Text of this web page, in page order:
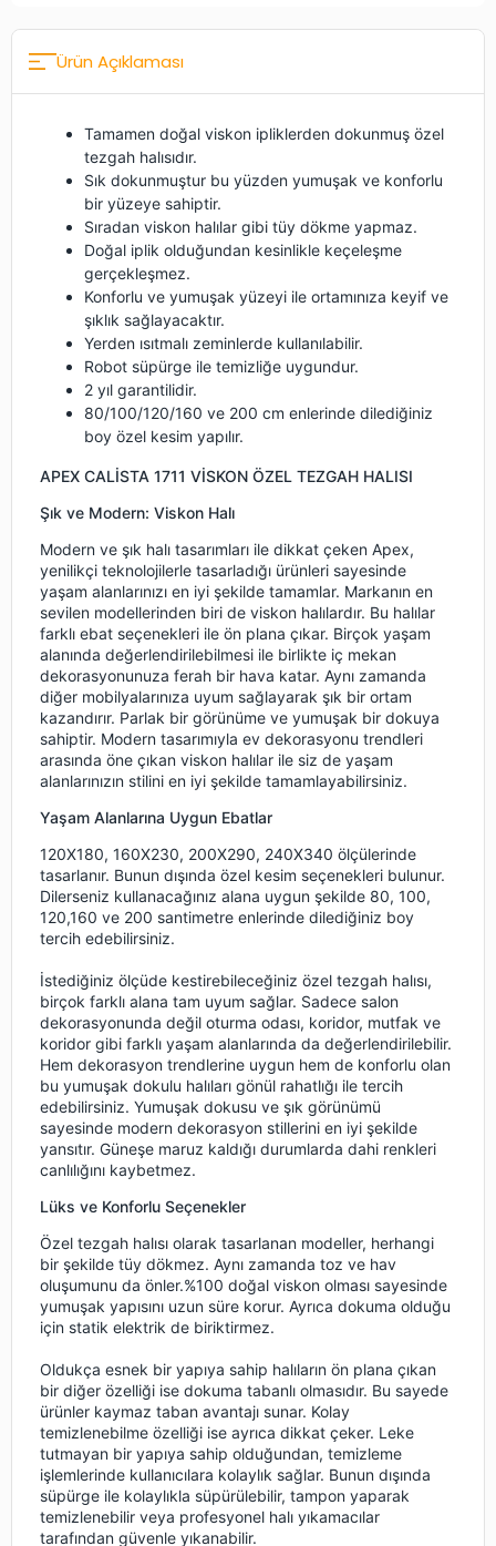
Ürün Açıklaması
Tamamen doğal viskon ipliklerden dokunmuş özel
tezgah halısıdır.
Sık dokunmuştur bu yüzden yumuşak ve konforlu
bir yüzeye sahiptir.
Sıradan viskon halılar gibi tüy dökme yapmaz.
Doğal iplik olduğundan kesinlikle keçeleşme
gerçekleşmez.
Konforlu ve yumuşak yüzeyi ile ortamınıza keyif ve
şıklık sağlayacaktır.
Yerden ısıtmalı zeminlerde kullanılabilir.
Robot süpürge ile temizliğe uygundur.
2 yıl garantilidir.
80/100/120/160 ve 200 cm enlerinde dilediğiniz
boy özel kesim yapılır.
APEX CALİSTA 1711 VİSKON ÖZEL TEZGAH HALISI
Şık ve Modern: Viskon Halı
Modern ve şık halı tasarımları ile dikkat çeken Apex,
yenilikçi teknolojilerle tasarladığı ürünleri sayesinde
yaşam alanlarınızı en iyi şekilde tamamlar. Markanın en
sevilen modellerinden biri de viskon halılardır. Bu halılar
farklı ebat seçenekleri ile ön plana çıkar. Birçok yaşam
alanında değerlendirilebilmesi ile birlikte iç mekan
dekorasyonunuza ferah bir hava katar. Aynı zamanda
diğer mobilyalarınıza uyum sağlayarak şık bir ortam
kazandırır. Parlak bir görünüme ve yumuşak bir dokuya
sahiptir. Modern tasarımıyla ev dekorasyonu trendleri
arasında öne çıkan viskon halılar ile siz de yaşam
alanlarınızın stilini en iyi şekilde tamamlayabilirsiniz.
Yaşam Alanlarına Uygun Ebatlar
120X180, 160X230, 200X290, 240X340 ölçülerinde
tasarlanır. Bunun dışında özel kesim seçenekleri bulunur.
Dilerseniz kullanacağınız alana uygun şekilde 80, 100,
120,160 ve 200 santimetre enlerinde dilediğiniz boy
tercih edebilirsiniz.
İstediğiniz ölçüde kestirebileceğiniz özel tezgah halısı,
birçok farklı alana tam uyum sağlar. Sadece salon
dekorasyonunda değil oturma odası, koridor, mutfak ve
koridor gibi farklı yaşam alanlarında da değerlendirilebilir.
Hem dekorasyon trendlerine uygun hem de konforlu olan
bu yumuşak dokulu halıları gönül rahatlığı ile tercih
edebilirsiniz. Yumuşak dokusu ve şık görünümü
sayesinde modern dekorasyon stillerini en iyi şekilde
yansıtır. Güneşe maruz kaldığı durumlarda dahi renkleri
canlılığını kaybetmez.
Lüks ve Konforlu Seçenekler
Özel tezgah halısı olarak tasarlanan modeller, herhangi
bir şekilde tüy dökmez. Aynı zamanda toz ve hav
oluşumunu da önler.%100 doğal viskon olması sayesinde
yumuşak yapısını uzun süre korur. Ayrıca dokuma olduğu
için statik elektrik de biriktirmez.
Oldukça esnek bir yapıya sahip halıların ön plana çıkan
bir diğer özelliği ise dokuma tabanlı olmasıdır. Bu sayede
ürünler kaymaz taban avantajı sunar. Kolay
temizlenebilme özelliği ise ayrıca dikkat çeker. Leke
tutmayan bir yapıya sahip olduğundan, temizleme
işlemlerinde kullanıcılara kolaylık sağlar. Bunun dışında
süpürge ile kolaylıkla süpürülebilir, tampon yaparak
temizlenebilir veya profesyonel halı yıkamacılar
tarafından güvenle yıkanabilir.